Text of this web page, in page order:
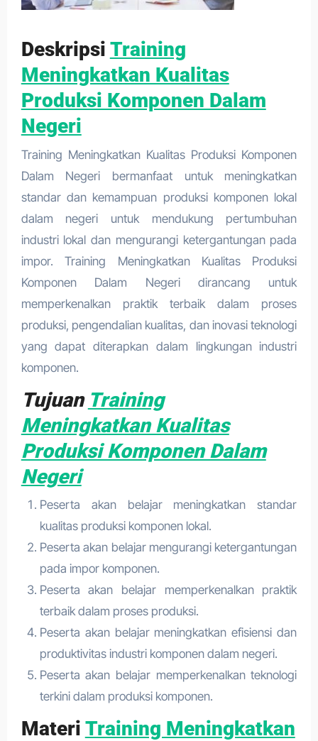
Deskripsi Training
Meningkatkan Kualitas
Produksi Komponen Dalam
Negeri
Training Meningkatkan Kualitas Produksi Komponen
Dalam Negeri bermanfaat untuk meningkatkan
standar dan kemampuan produksi komponen lokal
dalam negeri untuk mendukung pertumbuhan
industri lokal dan mengurangi ketergantungan pada
impor. Training Meningkatkan Kualitas Produksi
Komponen Dalam Negeri dirancang untuk
memperkenalkan praktik terbaik dalam proses
produksi, pengendalian kualitas, dan inovasi teknologi
yang dapat diterapkan dalam lingkungan industri
komponen.
Tujuan Training
Meningkatkan Kualitas
Produksi Komponen Dalam
Negeri
Peserta akan belajar meningkatkan standar
kualitas produksi komponen lokal.
Peserta akan belajar mengurangi ketergantungan
pada impor komponen.
Peserta akan belajar memperkenalkan praktik
terbaik dalam proses produksi.
Peserta akan belajar meningkatkan efisiensi dan
produktivitas industri komponen dalam negeri.
Peserta akan belajar memperkenalkan teknologi
terkini dalam produksi komponen.
Materi Training Meningkatkan